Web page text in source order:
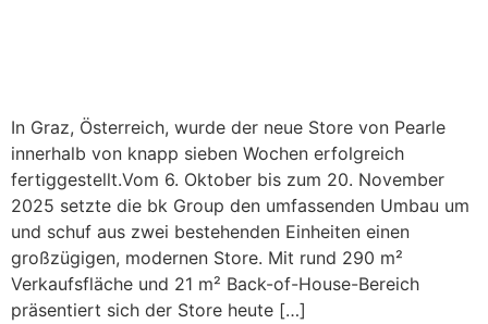
In Graz, Österreich, wurde der neue Store von Pearle
innerhalb von knapp sieben Wochen erfolgreich
fertiggestellt.Vom 6. Oktober bis zum 20. November
2025 setzte die bk Group den umfassenden Umbau um
und schuf aus zwei bestehenden Einheiten einen
großzügigen, modernen Store. Mit rund 290 m²
Verkaufsfläche und 21 m² Back-of-House-Bereich
präsentiert sich der Store heute […]